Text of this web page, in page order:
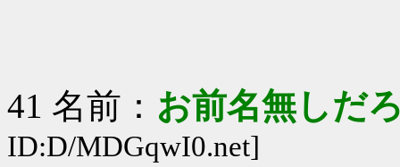
41 名前： お前名無しだ
ID:D/MDGqwI0.net]